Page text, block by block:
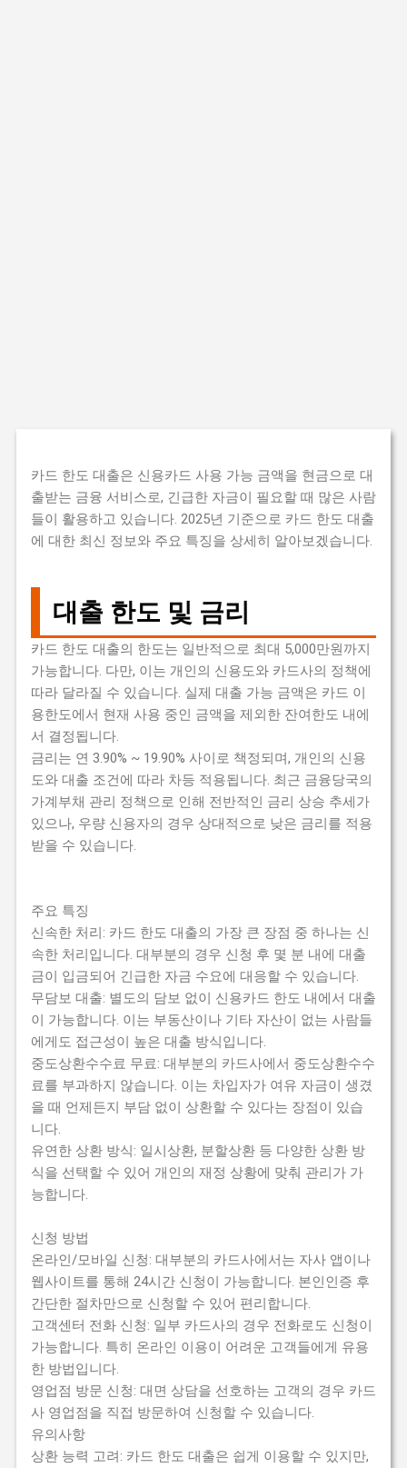
카드 한도 대출은 신용카드 사용 가능 금액을 현금으로 대
출받는 금융 서비스로, 긴급한 자금이 필요할 때 많은 사람
들이 활용하고 있습니다. 2025년 기준으로 카드 한도 대출
에 대한 최신 정보와 주요 특징을 상세히 알아보겠습니다.
대출 한도 및 금리
카드 한도 대출의 한도는 일반적으로 최대 5,000만원까지
가능합니다. 다만, 이는 개인의 신용도와 카드사의 정책에
따라 달라질 수 있습니다. 실제 대출 가능 금액은 카드 이
용한도에서 현재 사용 중인 금액을 제외한 잔여한도 내에
서 결정됩니다.
금리는 연 3.90% ~ 19.90% 사이로 책정되며, 개인의 신용
도와 대출 조건에 따라 차등 적용됩니다. 최근 금융당국의
가계부채 관리 정책으로 인해 전반적인 금리 상승 추세가
있으나, 우량 신용자의 경우 상대적으로 낮은 금리를 적용
받을 수 있습니다.
주요 특징
신속한 처리: 카드 한도 대출의 가장 큰 장점 중 하나는 신
속한 처리입니다. 대부분의 경우 신청 후 몇 분 내에 대출
금이 입금되어 긴급한 자금 수요에 대응할 수 있습니다.
무담보 대출: 별도의 담보 없이 신용카드 한도 내에서 대출
이 가능합니다. 이는 부동산이나 기타 자산이 없는 사람들
에게도 접근성이 높은 대출 방식입니다.
중도상환수수료 무료: 대부분의 카드사에서 중도상환수수
료를 부과하지 않습니다. 이는 차입자가 여유 자금이 생겼
을 때 언제든지 부담 없이 상환할 수 있다는 장점이 있습
니다.
유연한 상환 방식: 일시상환, 분할상환 등 다양한 상환 방
식을 선택할 수 있어 개인의 재정 상황에 맞춰 관리가 가
능합니다.
신청 방법
온라인/모바일 신청: 대부분의 카드사에서는 자사 앱이나
웹사이트를 통해 24시간 신청이 가능합니다. 본인인증 후
간단한 절차만으로 신청할 수 있어 편리합니다.
고객센터 전화 신청: 일부 카드사의 경우 전화로도 신청이
가능합니다. 특히 온라인 이용이 어려운 고객들에게 유용
한 방법입니다.
영업점 방문 신청: 대면 상담을 선호하는 고객의 경우 카드
사 영업점을 직접 방문하여 신청할 수 있습니다.
유의사항
상환 능력 고려: 카드 한도 대출은 쉽게 이용할 수 있지만,